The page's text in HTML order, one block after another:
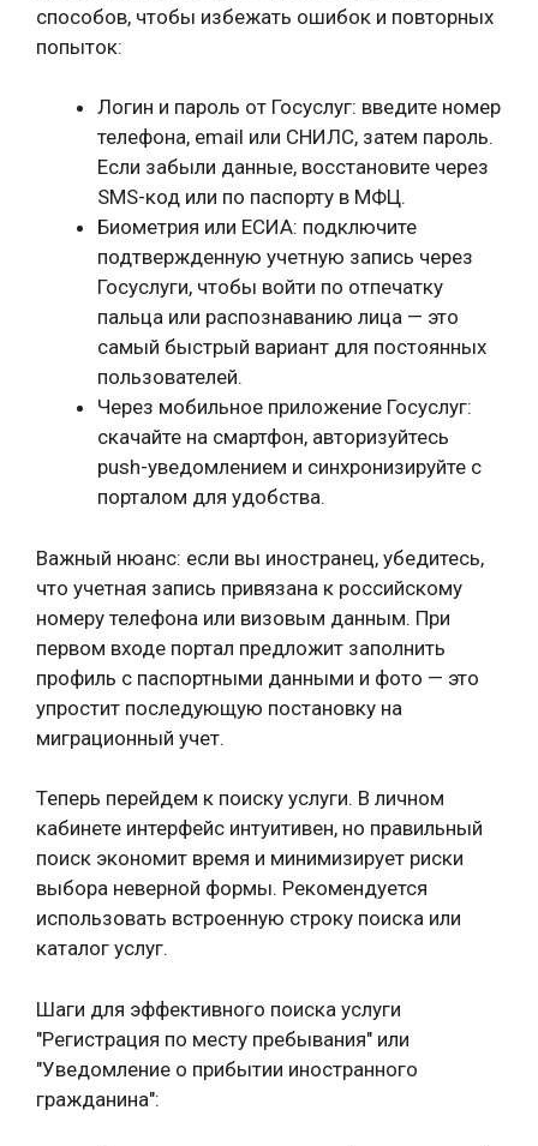
способов, чтобы избежать ошибок и повторных
попыток:
Логин и пароль от Госуслуг: введите номер
телефона, email или СНИЛС, затем пароль.
Если забыли данные, восстановите через
SMS-код или по паспорту в МФЦ.
Биометрия или ЕСИА: подключите
подтвержденную учетную запись через
Госуслуги, чтобы войти по отпечатку
пальца или распознаванию лица — это
самый быстрый вариант для постоянных
пользователей.
Через мобильное приложение Госуслуг:
скачайте на смартфон, авторизуйтесь
push-уведомлением и синхронизируйте с
порталом для удобства.
Важный нюанс: если вы иностранец, убедитесь,
что учетная запись привязана к российскому
номеру телефона или визовым данным. При
первом входе портал предложит заполнить
профиль с паспортными данными и фото — это
упростит последующую постановку на
миграционный учет.
Теперь перейдем к поиску услуги. В личном
кабинете интерфейс интуитивен, но правильный
поиск экономит время и минимизирует риски
выбора неверной формы. Рекомендуется
использовать встроенную строку поиска или
каталог услуг.
Шаги для эффективного поиска услуги
"Регистрация по месту пребывания" или
"Уведомление о прибытии иностранного
гражданина":